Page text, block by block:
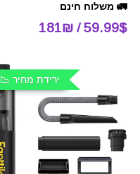
🚛 משלוח חינם
59.99$ / 181₪
ירידת מחיר 📉